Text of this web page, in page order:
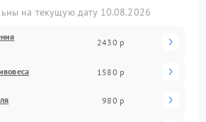
на текущую дату 10.08.2026
2430 р
1580 р
980 р